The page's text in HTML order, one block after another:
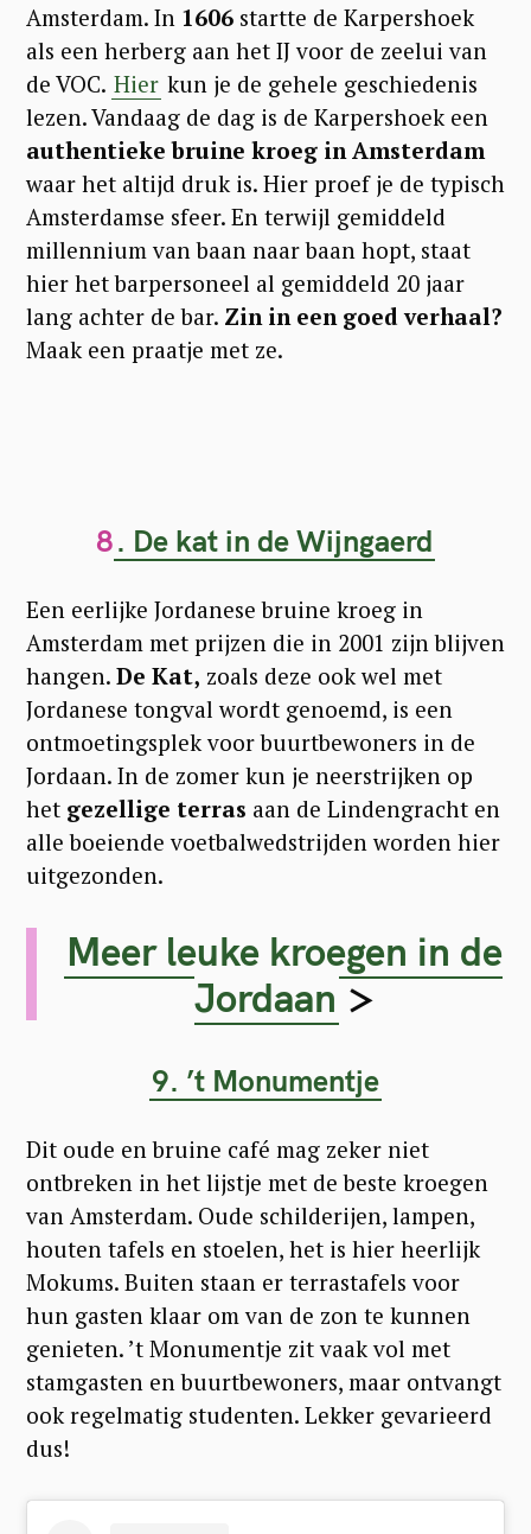
Amsterdam. In 1606 startte de Karpershoek
als een herberg aan het IJ voor de zeelui van
de VOC. Hier kun je de gehele geschiedenis
lezen. Vandaag de dag is de Karpershoek een
authentieke bruine kroeg in Amsterdam
waar het altijd druk is. Hier proef je de typisch
Amsterdamse sfeer. En terwijl gemiddeld
millennium van baan naar baan hopt, staat
hier het barpersoneel al gemiddeld 20 jaar
lang achter de bar. Zin in een goed verhaal?
Maak een praatje met ze.
8. De kat in de Wijngaerd
Een eerlijke Jordanese bruine kroeg in
Amsterdam met prijzen die in 2001 zijn blijven
hangen. De Kat, zoals deze ook wel met
Jordanese tongval wordt genoemd, is een
ontmoetingsplek voor buurtbewoners in de
Jordaan. In de zomer kun je neerstrijken op
het gezellige terras aan de Lindengracht en
alle boeiende voetbalwedstrijden worden hier
uitgezonden.
Meer leuke kroegen in de
Jordaan >
9. ’t Monumentje
Dit oude en bruine café mag zeker niet
ontbreken in het lijstje met de beste kroegen
van Amsterdam. Oude schilderijen, lampen,
houten tafels en stoelen, het is hier heerlijk
Mokums. Buiten staan er terrastafels voor
hun gasten klaar om van de zon te kunnen
genieten. ’t Monumentje zit vaak vol met
stamgasten en buurtbewoners, maar ontvangt
ook regelmatig studenten. Lekker gevarieerd
dus!